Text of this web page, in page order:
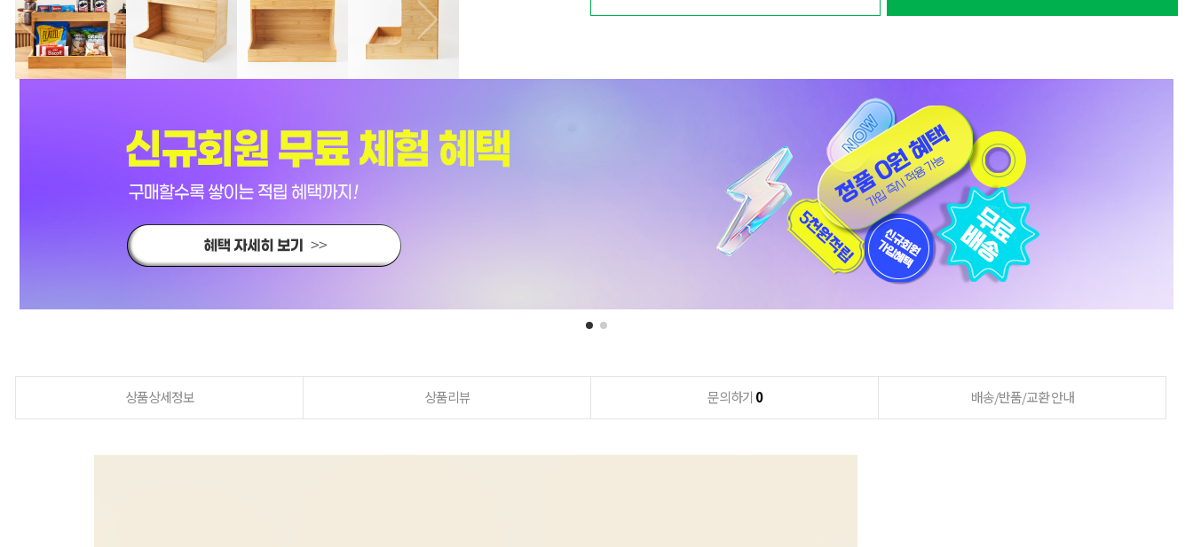
상품상세정보 상품리뷰 문의하기 0 배송/반품/교환 안내